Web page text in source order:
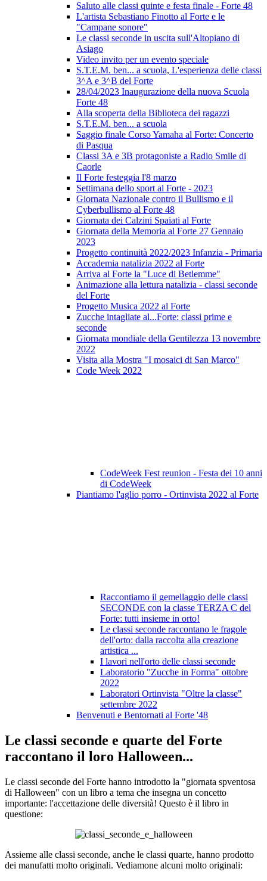
Saluto alle classi quinte e festa finale - Forte 48
L'artista Sebastiano Finotto al Forte e le
"Campane sonore"
Le classi seconde in uscita sull'Altopiano di
Asiago
Video invito per un evento speciale
S.T.E.M. ben... a scuola, L'esperienza delle classi
3^A e 3^B del Forte
28/04/2023 Inaugurazione della nuova Scuola
Forte 48
Alla scoperta della Biblioteca dei ragazzi
S.T.E.M. ben... a scuola
Saggio finale Corso Yamaha al Forte: Concerto
di Pasqua
Classi 3A e 3B protagoniste a Radio Smile di
Caorle
Il Forte festeggia l'8 marzo
Settimana dello sport al Forte - 2023
Giornata Nazionale contro il Bullismo e il
Cyberbullismo al Forte 48
Giornata dei Calzini Spaiati al Forte
Giornata della Memoria al Forte 27 Gennaio
2023
Progetto continuità 2022/2023 Infanzia - Primaria
Accademia natalizia 2022 al Forte
Arriva al Forte la "Luce di Betlemme"
Animazione alla lettura natalizia - classi seconde
del Forte
Progetto Musica 2022 al Forte
Zucche intagliate al...Forte: classi prime e
seconde
Giornata mondiale della Gentilezza 13 novembre
2022
Visita alla Mostra "I mosaici di San Marco"
Code Week 2022
CodeWeek Fest reunion - Festa dei 10 anni
di CodeWeek
Piantiamo l'aglio porro - Ortinvista 2022 al Forte
Raccontiamo il gemellaggio delle classi
SECONDE con la classe TERZA C del
Forte: tutti insieme in orto!
Le classi seconde raccontano le fragole
dell'orto: dalla raccolta alla creazione
artistica ...
I lavori nell'orto delle classi seconde
Laboratorio "Zucche in Forma" ottobre
2022
Laboratori Ortinvista "Oltre la classe"
settembre 2022
Benvenuti e Bentornati al Forte '48
Le classi seconde e quarte del Forte
raccontano il loro Halloween...
Le classi seconde del Forte hanno introdotto la "giornata spventosa
di Halloween" con un libro a tema che insegna un concetto
importante: l'accettazione delle diversità! Questo è il libro in
questione:
Assieme alle classi seconde, anche le classi quarte, hanno prodotto
dei manufatti molto originali. Vediamone alcuni molto originali: